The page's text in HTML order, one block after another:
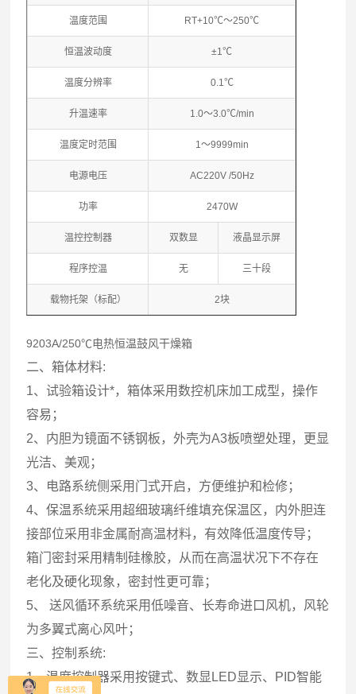
温度范围 RT+10℃～250℃
恒温波动度 ±1℃
温度分辨率 0.1℃
升温速率 1.0～3.0℃/min
温度定时范围 1～9999min
电源电压 AC220V /50Hz
功率 2470W
温控控制器 双数显 液晶显示屏
程序控温 无 三十段
载物托架（标配） 2块
9203A/250℃电热恒温鼓风干燥箱
二、箱体材料:
1、试验箱设计*，箱体采用数控机床加工成型，操作
容易；
2、内胆为镜面不锈钢板，外壳为A3板喷塑处理，更显
光洁、美观；
3、电路系统侧采用门式开启，方便维护和检修；
4、保温系统采用超细玻璃纤维填充保温区，内外胆连
接部位采用非金属耐高温材料，有效降低温度传导；
箱门密封采用精制硅橡胶，从而在高温状况下不存在
老化及硬化现象，密封性更可靠；
5、 送风循环系统采用低噪音、长寿命进口风机，风轮
为多翼式离心风叶；
三、控制系统:
1、温度控制器采用按键式、数显LED显示、PID智能